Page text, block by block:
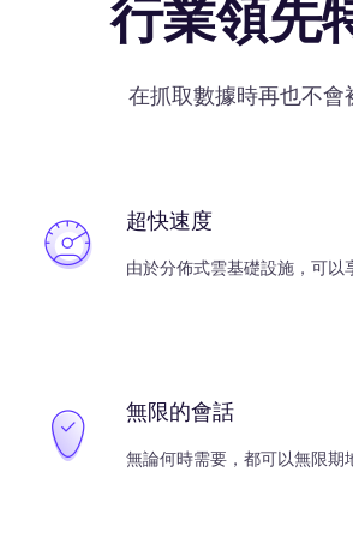
行業領先
在抓取數據時再也不會
超快速度
由於分佈式雲基礎設施，可以
無限的會話
無論何時需要，都可以無限期